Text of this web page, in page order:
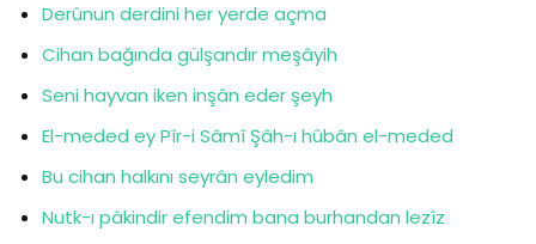
Derûnun derdini her yerde açma
Cihan bağında gülşandır meşâyih
Seni hayvan iken inşân eder şeyh
El-meded ey Pîr-i Sâmî Şâh-ı hûbân el-meded
Bu cihan halkını seyrân eyledim
Nutk-ı pâkindir efendim bana burhandan lezîz